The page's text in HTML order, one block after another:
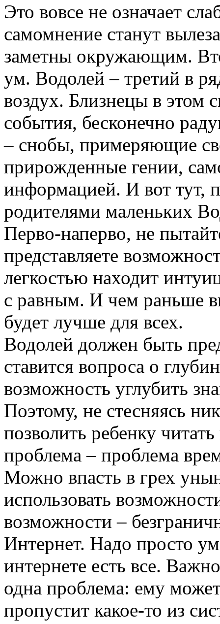
Это вовсе не означает
самомнение станут
заметны окружающим.
ум. Водолей – третий в
воздух. Близнецы в этом
события, бесконечно
– снобы, примеряющие
прирожденные гении,
информацией. И вот тут,
родителями маленьких
Перво-наперво, не
представляете
легкостью находит
с равным. И чем раньше
будет лучше для всех.
Водолей должен быть
ставится вопроса о
возможность углубить
Поэтому, не стесняясь
позволить ребенку
проблема – проблема
Можно впасть в грех
использовать
возможности –
Интернет. Надо просто
интернете есть все.
одна проблема: ему
пропустит какое-то из